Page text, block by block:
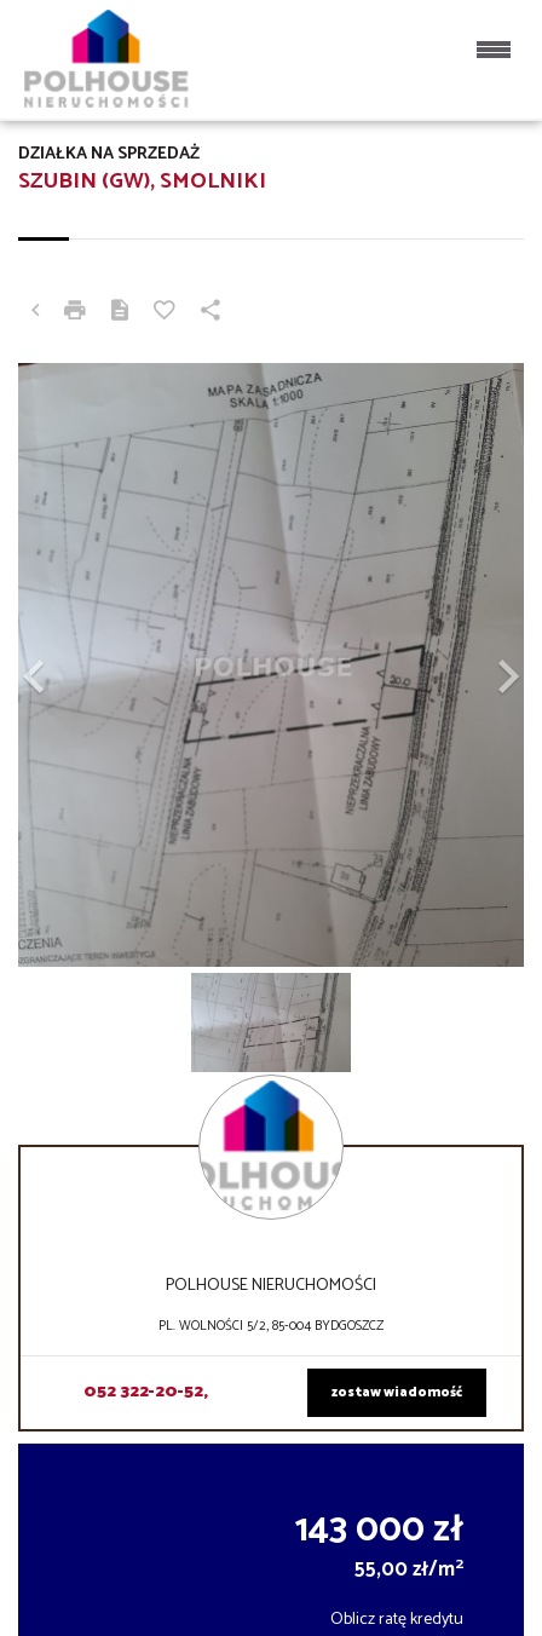
SZUBIN (GW), SMOLNIKI
DZIAŁKA NA SPRZEDAŻ
POLHOUSE NIERUCHOMOŚCI
PL. WOLNOŚCI 5/2, 85-004 BYDGOSZCZ
052 322-20-52, zostaw wiadomość
143 000 zł
55,00 zł/m2
Oblicz ratę kredytu